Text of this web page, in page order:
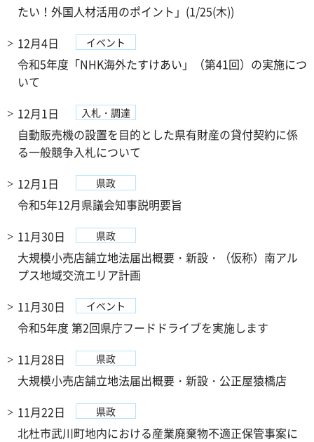
たい！外国人材活用のポイント」(1/25(木))
12月4日
イベント
令和5年度「NHK海外たすけあい」（第41回）の実施につ
いて
12月1日
入札・調達
自動販売機の設置を目的とした県有財産の貸付契約に係
る一般競争入札について
12月1日
県政
令和5年12月県議会知事説明要旨
11月30日
県政
大規模小売店舗立地法届出概要・新設・（仮称）南アル
プス地域交流エリア計画
11月30日
イベント
令和5年度 第2回県庁フードドライブを実施します
11月28日
県政
大規模小売店舗立地法届出概要・新設・公正屋猿橋店
11月22日
県政
北杜市武川町地内における産業廃棄物不適正保管事案に